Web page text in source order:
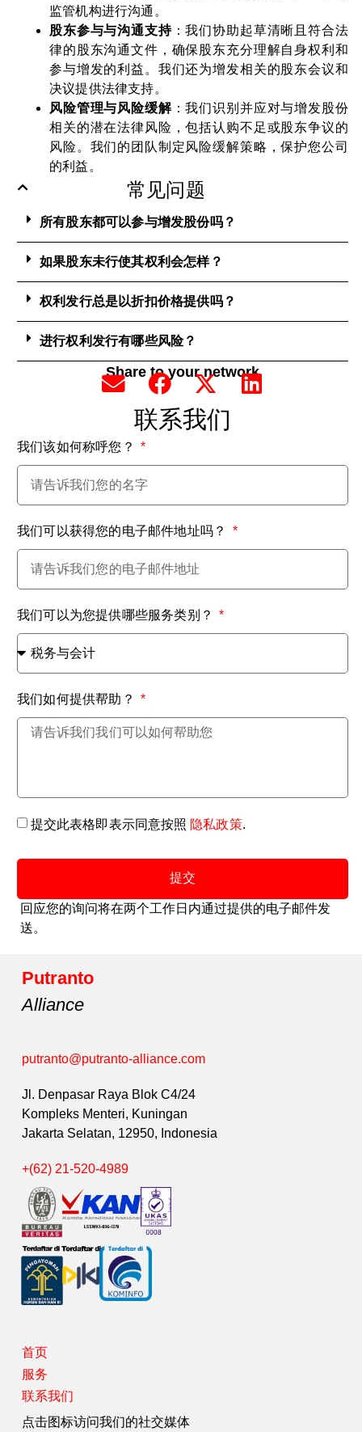
监管机构进行沟通。
股东参与与沟通支持：我们协助起草清晰且符合法
律的股东沟通文件，确保股东充分理解自身权利和
参与增发的利益。我们还为增发相关的股东会议和
决议提供法律支持。
风险管理与风险缓解：我们识别并应对与增发股份
相关的潜在法律风险，包括认购不足或股东争议的
风险。我们的团队制定风险缓解策略，保护您公司
的利益。
常见问题
所有股东都可以参与增发股份吗？
如果股东未行使其权利会怎样？
权利发行总是以折扣价格提供吗？
进行权利发行有哪些风险？
Share to your network
联系我们
我们该如何称呼您？
我们可以获得您的电子邮件地址吗？
我们可以为您提供哪些服务类别？
我们如何提供帮助？
提交此表格即表示同意按照 隐私政策.
提交
回应您的询问将在两个工作日内通过提供的电子邮件发
送。
Putranto
Alliance
putranto@putranto-alliance.com
Jl. Denpasar Raya Blok C4/24
Kompleks Menteri, Kuningan
Jakarta Selatan, 12950, Indonesia
+(62) 21-520-4989
首页
服务
联系我们
点击图标访问我们的社交媒体